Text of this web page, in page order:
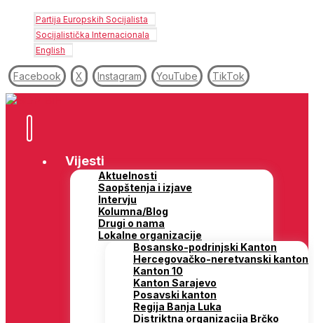
Partija Europskih Socijalista
Socijalistička Internacionala
English
Facebook X Instagram YouTube TikTok
Vijesti
Aktuelnosti
Saopštenja i izjave
Intervju
Kolumna/Blog
Drugi o nama
Lokalne organizacije
Bosansko-podrinjski Kanton
Hercegovačko-neretvanski kanton
Kanton 10
Kanton Sarajevo
Posavski kanton
Regija Banja Luka
Distriktna organizacija Brčko